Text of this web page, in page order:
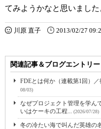
てみようかなと思いました
川原 直子 2013/02/27
関連記事＆ブログエントリー
FDEとは何か（連載第1回）
08/03)
なぜプロジェクト管理を学ん
いはケーキの工程... (2026/07/28)
冬の冷たい海で叫んだ英雄の